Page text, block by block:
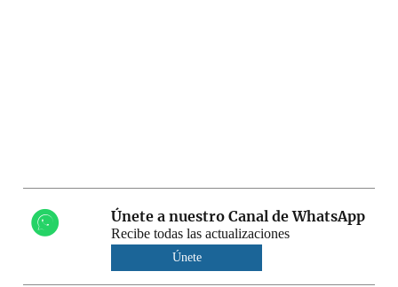
Únete a nuestro Canal de WhatsApp
Recibe todas las actualizaciones
Únete